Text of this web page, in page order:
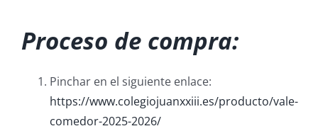
Proceso de compra:
Pinchar en el siguiente enlace:
https://www.colegiojuanxxiii.es/producto/vale-
comedor-2025-2026/